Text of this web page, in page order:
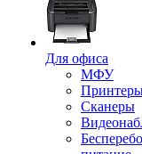
Для офиса
МФУ
Сканеры